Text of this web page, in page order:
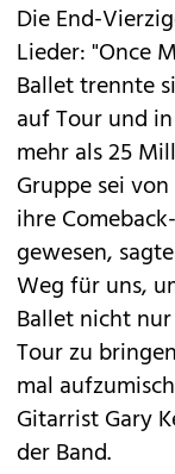
Die End-
Lieder: "Once
Ballet trennte
auf Tour und
mehr als 25
Gruppe sei
ihre
gewesen,
Weg für uns,
Ballet nicht
Tour zu
mal
Gitarrist Gary
der Band.